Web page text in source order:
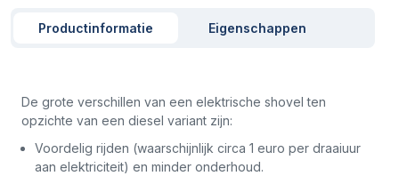
Productinformatie Eigenschappen
De grote verschillen van een elektrische shovel ten
opzichte van een diesel variant zijn:
Voordelig rijden (waarschijnlijk circa 1 euro per draaiuur
aan elektriciteit) en minder onderhoud.